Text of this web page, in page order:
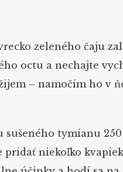
zeleného čaju
octu a nechajte
– namočím ho v
sušeného tymianu
pridať niekoľko